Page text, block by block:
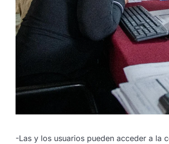
-Las y los usuarios pueden acceder a la